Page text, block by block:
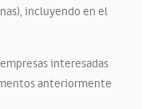
incluyendo en el
interesadas
anteriormente